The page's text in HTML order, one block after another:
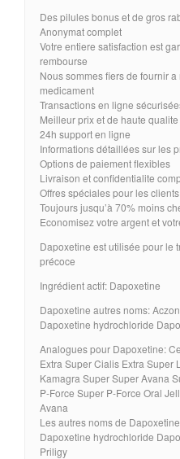
Des pilules bonus et de gros
Anonymat complet
Votre entiere satisfaction est
rembourse
Nous sommes fiers de fournir
medicament
Transactions en ligne
Meilleur prix et de haute qualite
24h support en ligne
Informations détaillées sur les
Options de paiement flexibles
Livraison et confidentialite
Offres spéciales pour les
Toujours jusqu’à 70% moins
Economisez votre argent et
Dapoxetine est utilisée pour le
précoce
Ingrédient actif: Dapoxetine
Dapoxetine autres noms:
Dapoxetine hydrochloride
Analogues pour Dapoxetine:
Extra Super Cialis Extra Super
Kamagra Super Super Avana
P-Force Super P-Force Oral
Avana
Les autres noms de
Dapoxetine hydrochloride
Priligy